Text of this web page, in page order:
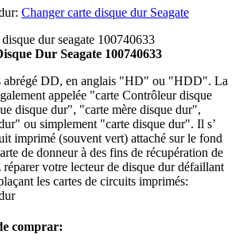
Changer carte disque dur Seagate
Dur Seagate 100740633
abrégé DD, en anglais "HD" ou "HDD". La
appelée "carte Contrôleur disque
disque dur", "carte mère disque dur",
ou simplement "carte disque dur". Il s’
imprimé (souvent vert) attaché sur le fond
de donneur à des fins de récupération de
votre lecteur de disque dur défaillant
les cartes de circuits imprimés:
comprar: